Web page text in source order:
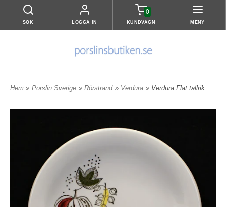
SÖK LOGGA IN
0
KUNDVAGN MENY
Hem » Porslin Sverige » Rörstrand » Verdura » Verdura Flat tallrik